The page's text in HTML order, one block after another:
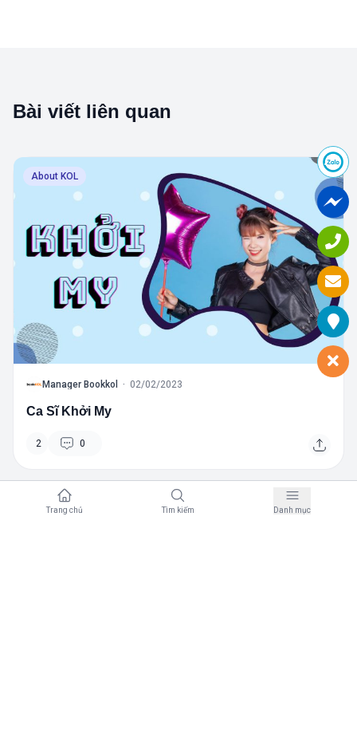
Trang chủ Tìm kiếm Danh mục
Bài viết liên quan
About KOL
B Manager Bookkol · 02/02/2023
Ca Sĩ Khởi My
2 0
About KOL